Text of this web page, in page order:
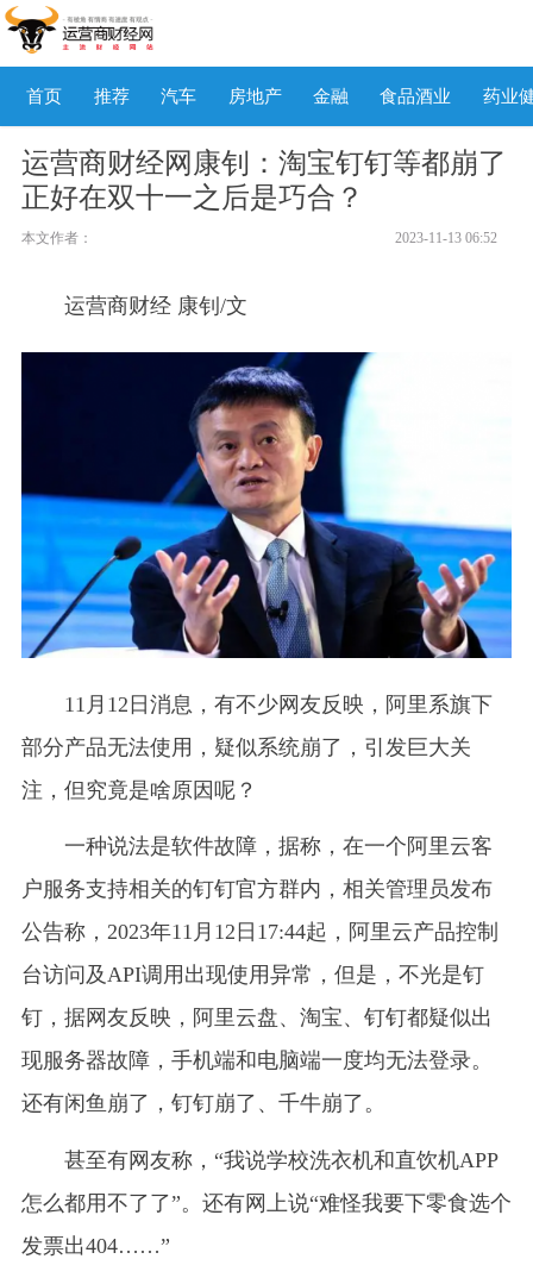
首页 推荐 汽车 房地产 金融 食品酒业 药业
运营商财经网康钊：淘宝钉钉等都崩了
正好在双十一之后是巧合？
本文作者： 2023-11-13 06:52
运营商财经 康钊/文
11月12日消息，有不少网友反映，阿里系旗下
部分产品无法使用，疑似系统崩了，引发巨大关
注，但究竟是啥原因呢？
一种说法是软件故障，据称，在一个阿里云客
户服务支持相关的钉钉官方群内，相关管理员发布
公告称，2023年11月12日17:44起，阿里云产品控制
台访问及API调用出现使用异常，但是，不光是钉
钉，据网友反映，阿里云盘、淘宝、钉钉都疑似出
现服务器故障，手机端和电脑端一度均无法登录。
还有闲鱼崩了，钉钉崩了、千牛崩了。
甚至有网友称，“我说学校洗衣机和直饮机APP
怎么都用不了了”。还有网上说“难怪我要下零食选个
发票出404……”